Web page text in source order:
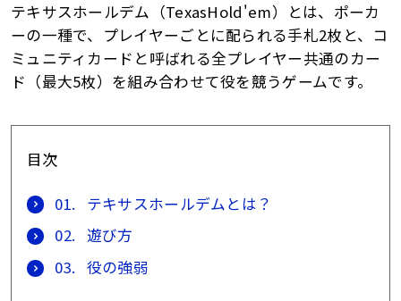
テキサスホールデム（TexasHold'em）とは、ポーカ
ーの一種で、プレイヤーごとに配られる手札2枚と、コ
ミュニティカードと呼ばれる全プレイヤー共通のカー
ド（最大5枚）を組み合わせて役を競うゲームです。
目次
01.
テキサスホールデムとは？
02.
遊び方
03. 役の強弱